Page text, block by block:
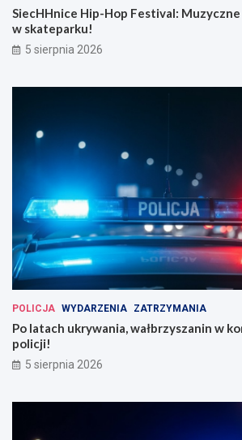
SiecHHnice Hip-Hop Festival:
w skateparku!
5 sierpnia 2026
POLICJA WYDARZENIA ZATRZYMANIA
Po latach ukrywania, wałbrzyszanin w
policji!
5 sierpnia 2026